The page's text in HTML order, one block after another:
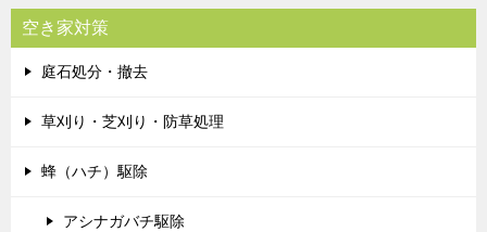
空き家対策
庭石処分・撤去
草刈り・芝刈り・防草処理
蜂（ハチ）駆除
アシナガバチ駆除